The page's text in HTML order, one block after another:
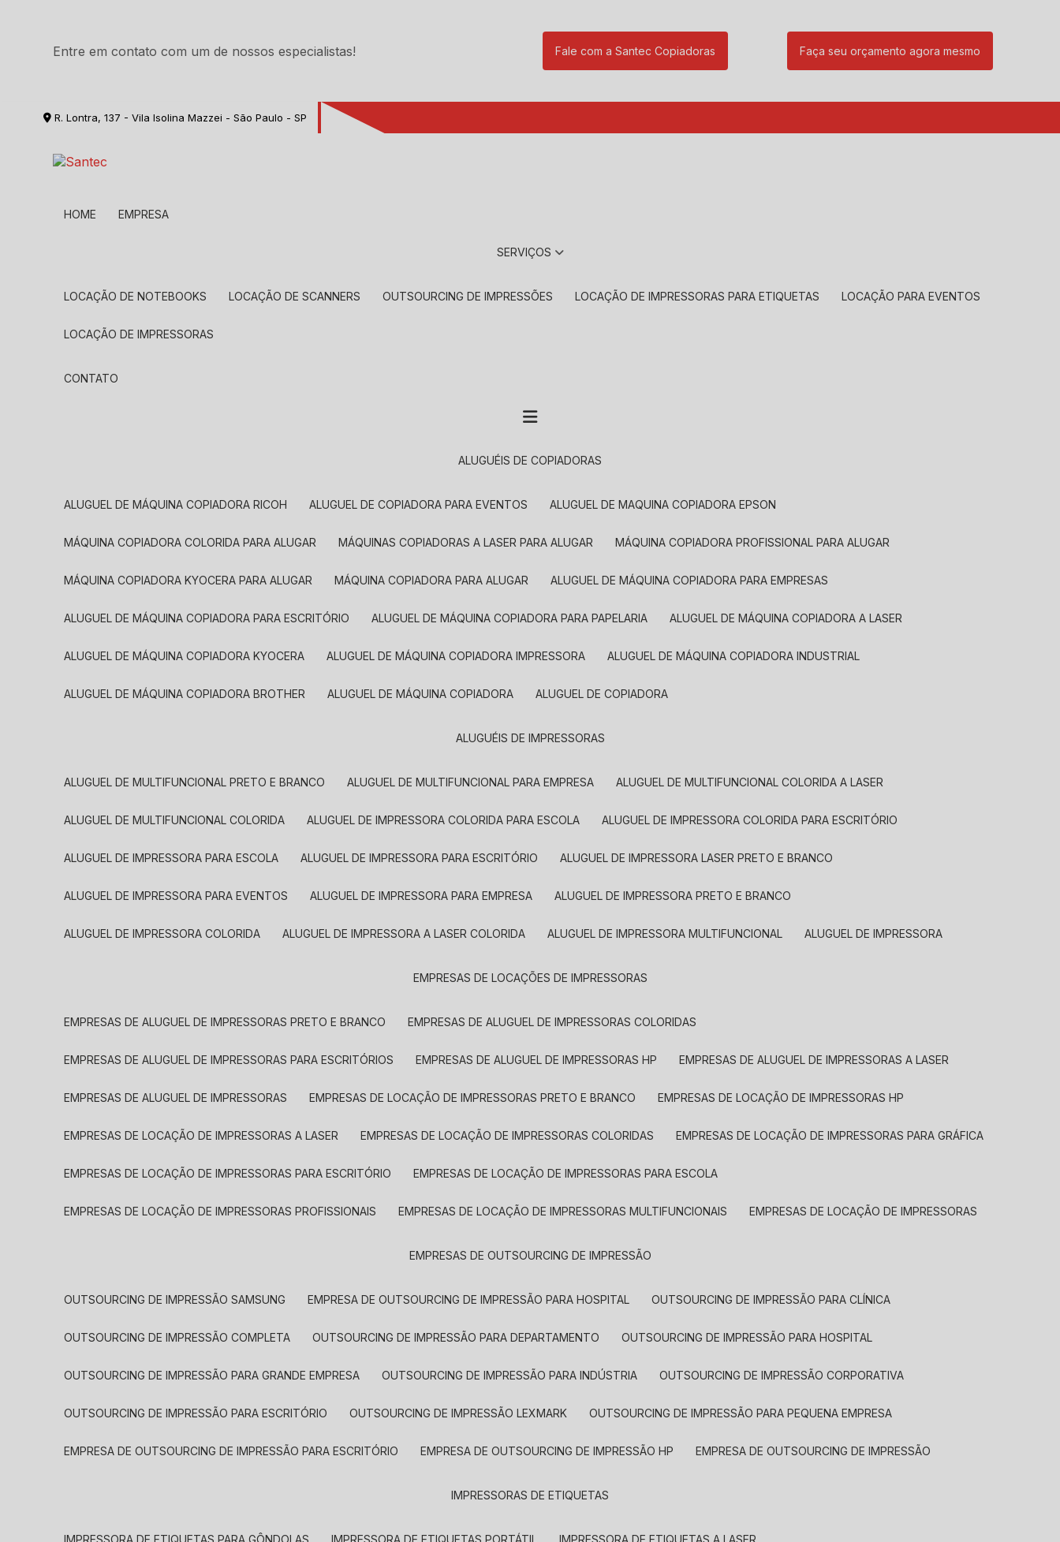
Entre em contato com um de nossos especialistas! Fale com a Santec Copiadoras Faça seu orçamento agora mesmo
R. Lontra, 137 - Vila Isolina Mazzei - São Paulo - SP
HOME EMPRESA
SERVIÇOS
LOCAÇÃO DE NOTEBOOKS LOCAÇÃO DE SCANNERS OUTSOURCING DE IMPRESSÕES LOCAÇÃO DE IMPRESSORAS PARA ETIQUETAS LOCAÇÃO PARA EVENTOS
LOCAÇÃO DE IMPRESSORAS
CONTATO
ALUGUÉIS DE COPIADORAS
ALUGUEL DE MÁQUINA COPIADORA RICOH ALUGUEL DE COPIADORA PARA EVENTOS ALUGUEL DE MAQUINA COPIADORA EPSON
MÁQUINA COPIADORA COLORIDA PARA ALUGAR MÁQUINAS COPIADORAS A LASER PARA ALUGAR MÁQUINA COPIADORA PROFISSIONAL PARA ALUGAR
MÁQUINA COPIADORA KYOCERA PARA ALUGAR MÁQUINA COPIADORA PARA ALUGAR ALUGUEL DE MÁQUINA COPIADORA PARA EMPRESAS
ALUGUEL DE MÁQUINA COPIADORA PARA ESCRITÓRIO ALUGUEL DE MÁQUINA COPIADORA PARA PAPELARIA ALUGUEL DE MÁQUINA COPIADORA A LASER
ALUGUEL DE MÁQUINA COPIADORA KYOCERA ALUGUEL DE MÁQUINA COPIADORA IMPRESSORA ALUGUEL DE MÁQUINA COPIADORA INDUSTRIAL
ALUGUEL DE MÁQUINA COPIADORA BROTHER ALUGUEL DE MÁQUINA COPIADORA ALUGUEL DE COPIADORA
ALUGUÉIS DE IMPRESSORAS
ALUGUEL DE MULTIFUNCIONAL PRETO E BRANCO ALUGUEL DE MULTIFUNCIONAL PARA EMPRESA ALUGUEL DE MULTIFUNCIONAL COLORIDA A LASER
ALUGUEL DE MULTIFUNCIONAL COLORIDA ALUGUEL DE IMPRESSORA COLORIDA PARA ESCOLA ALUGUEL DE IMPRESSORA COLORIDA PARA ESCRITÓRIO
ALUGUEL DE IMPRESSORA PARA ESCOLA ALUGUEL DE IMPRESSORA PARA ESCRITÓRIO ALUGUEL DE IMPRESSORA LASER PRETO E BRANCO
ALUGUEL DE IMPRESSORA PARA EVENTOS ALUGUEL DE IMPRESSORA PARA EMPRESA ALUGUEL DE IMPRESSORA PRETO E BRANCO
ALUGUEL DE IMPRESSORA COLORIDA ALUGUEL DE IMPRESSORA A LASER COLORIDA ALUGUEL DE IMPRESSORA MULTIFUNCIONAL ALUGUEL DE IMPRESSORA
EMPRESAS DE LOCAÇÕES DE IMPRESSORAS
EMPRESAS DE ALUGUEL DE IMPRESSORAS PRETO E BRANCO EMPRESAS DE ALUGUEL DE IMPRESSORAS COLORIDAS
EMPRESAS DE ALUGUEL DE IMPRESSORAS PARA ESCRITÓRIOS EMPRESAS DE ALUGUEL DE IMPRESSORAS HP EMPRESAS DE ALUGUEL DE IMPRESSORAS A LASER
EMPRESAS DE ALUGUEL DE IMPRESSORAS EMPRESAS DE LOCAÇÃO DE IMPRESSORAS PRETO E BRANCO EMPRESAS DE LOCAÇÃO DE IMPRESSORAS HP
EMPRESAS DE LOCAÇÃO DE IMPRESSORAS A LASER EMPRESAS DE LOCAÇÃO DE IMPRESSORAS COLORIDAS EMPRESAS DE LOCAÇÃO DE IMPRESSORAS PARA GRÁFICA
EMPRESAS DE LOCAÇÃO DE IMPRESSORAS PARA ESCRITÓRIO EMPRESAS DE LOCAÇÃO DE IMPRESSORAS PARA ESCOLA
EMPRESAS DE LOCAÇÃO DE IMPRESSORAS PROFISSIONAIS EMPRESAS DE LOCAÇÃO DE IMPRESSORAS MULTIFUNCIONAIS EMPRESAS DE LOCAÇÃO DE IMPRESSORAS
EMPRESAS DE OUTSOURCING DE IMPRESSÃO
OUTSOURCING DE IMPRESSÃO SAMSUNG EMPRESA DE OUTSOURCING DE IMPRESSÃO PARA HOSPITAL OUTSOURCING DE IMPRESSÃO PARA CLÍNICA
OUTSOURCING DE IMPRESSÃO COMPLETA OUTSOURCING DE IMPRESSÃO PARA DEPARTAMENTO OUTSOURCING DE IMPRESSÃO PARA HOSPITAL
OUTSOURCING DE IMPRESSÃO PARA GRANDE EMPRESA OUTSOURCING DE IMPRESSÃO PARA INDÚSTRIA OUTSOURCING DE IMPRESSÃO CORPORATIVA
OUTSOURCING DE IMPRESSÃO PARA ESCRITÓRIO OUTSOURCING DE IMPRESSÃO LEXMARK OUTSOURCING DE IMPRESSÃO PARA PEQUENA EMPRESA
EMPRESA DE OUTSOURCING DE IMPRESSÃO PARA ESCRITÓRIO EMPRESA DE OUTSOURCING DE IMPRESSÃO HP EMPRESA DE OUTSOURCING DE IMPRESSÃO
IMPRESSORAS DE ETIQUETAS
IMPRESSORA DE ETIQUETAS PARA GÔNDOLAS IMPRESSORA DE ETIQUETAS PORTÁTIL IMPRESSORA DE ETIQUETAS A LASER